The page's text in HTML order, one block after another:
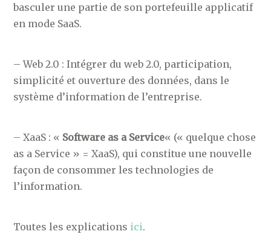
basculer une partie de son portefeuille applicatif
en mode SaaS.
– Web 2.0 : Intégrer du web 2.0, participation,
simplicité et ouverture des données, dans le
système d’information de l’entreprise.
– XaaS : « Software as a Service« (« quelque chose
as a Service » = XaaS), qui constitue une nouvelle
façon de consommer les technologies de
l’information.
Toutes les explications ici.